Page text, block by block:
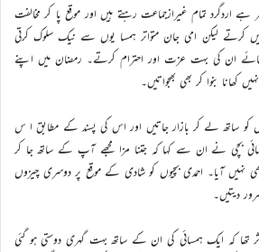
ہے اردگرد تمام غیرازجماعت رہتے ہیں اور موقع پا کر مخالفت
کرتے لیکن امی جان متواتر ہمسا یوں سے نیک سلوک کرتی
ان کی بہت عزت اور احترام کرتے۔ رمضان میں اپنے
کھانا بنوا کر بھی بھجواتیں۔
کو ساتھ لے کر بازار جاتیں اور اس کی پسند کے مطابق ا س
بچی نے ان سے کہا کہ جتنا مزا مجھے آپ کے ساتھ جا کر
نہیں آیا۔ احمدی بچیوں کو شادی کے موقع پر دوسری چیزوں
دیتیں۔
کہ ایک ہمسائی کی ان کے ساتھ بہت گہری دوستی ہو گئی